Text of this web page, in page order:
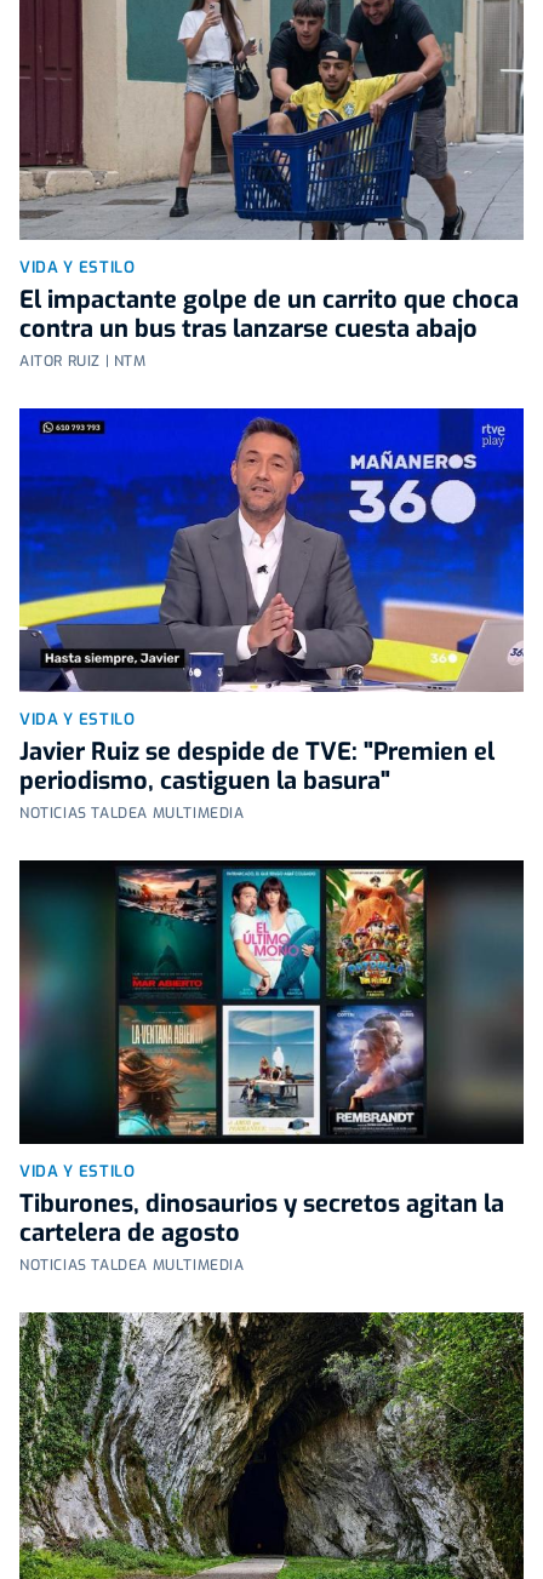
VIDA Y ESTILO
El impactante golpe de un carrito que choca
contra un bus tras lanzarse cuesta abajo
AITOR RUIZ | NTM
VIDA Y ESTILO
Javier Ruiz se despide de TVE: "Premien el
periodismo, castiguen la basura"
NOTICIAS TALDEA MULTIMEDIA
VIDA Y ESTILO
Tiburones, dinosaurios y secretos agitan la
cartelera de agosto
NOTICIAS TALDEA MULTIMEDIA